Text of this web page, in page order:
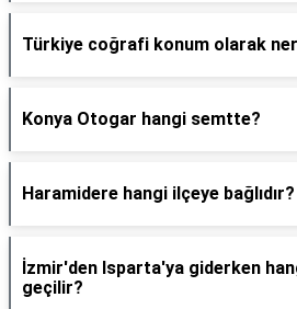
Türkiye coğrafi konum olarak
Konya Otogar hangi semtte?
Haramidere hangi ilçeye bağlıdır?
İzmir'den Isparta'ya giderken
geçilir?